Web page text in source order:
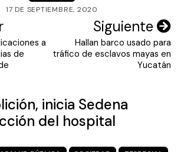
17 DE SEPTIEMBRE, 2020
a
de
Siguiente
Hallan barco usado para
tráfico de esclavos mayas en
Yucatán
inicia Sedena
del hospital